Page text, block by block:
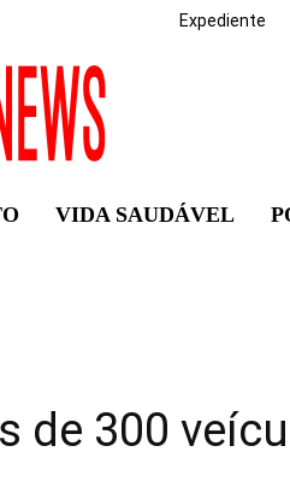
Expediente
VIDA SAUDÁVEL
de 300